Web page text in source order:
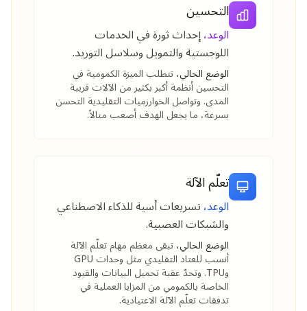
التحسين
الوعد،إحداث ثورة في الخدمات
اللوجستية والتمويل وسلاسل التوريد.
الوضع الحالي،تتطلب الميزة الكمومية في
التحسين أنظمة أكبر بكثير من الآلات قريبة
المدى. وتواصل الخوارزميات التقليدية التحسن
بسرعة، ما يجعل الهدف أصعب منالاً.
تعلّم الآلة
الوعد،تسريعات أسية للذكاء الاصطناعي
والشبكات العصبية.
الوضع الحالي،تبقى معظم مهام تعلّم الآلة
أنسب للعتاد التقليدي مثل وحدات GPU
وTPU. وتحدّ عقبة تحميل البيانات والقيود
الخاصة بالكمومي من المزايا العملية في
تدفقات تعلّم الآلة الاعتيادية.